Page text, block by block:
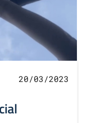
20/03/2023